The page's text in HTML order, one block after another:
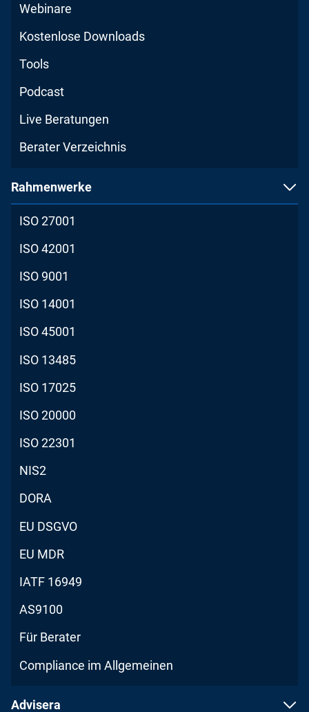
Webinare
Kostenlose Downloads
Tools
Podcast
Live Beratungen
Berater Verzeichnis
Rahmenwerke
ISO 27001
ISO 42001
ISO 9001
ISO 14001
ISO 45001
ISO 13485
ISO 17025
ISO 20000
ISO 22301
NIS2
DORA
EU DSGVO
EU MDR
IATF 16949
AS9100
Für Berater
Compliance im Allgemeinen
Advisera